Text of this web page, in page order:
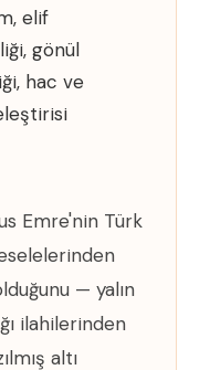
elif
gönül
hac ve
Emre'nin Türk
— yalın
ilahilerinden
altı